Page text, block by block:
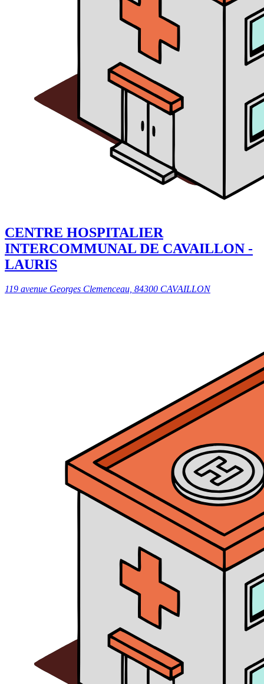
CENTRE HOSPITALIER
INTERCOMMUNAL DE CAVAILLON -
LAURIS
119 avenue Georges Clemenceau, 84300 CAVAILLON